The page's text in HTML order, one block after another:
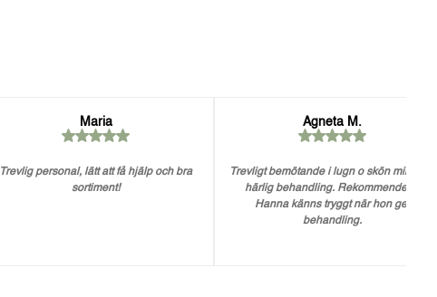
Maria
Trevlig personal, lätt att få hjälp och bra
sortiment!
Agneta M.
Trevligt bemötande i lugn o skön miljö. En
härlig behandling. Rekommenderar
Hanna känns tryggt när hon ger
behandling.